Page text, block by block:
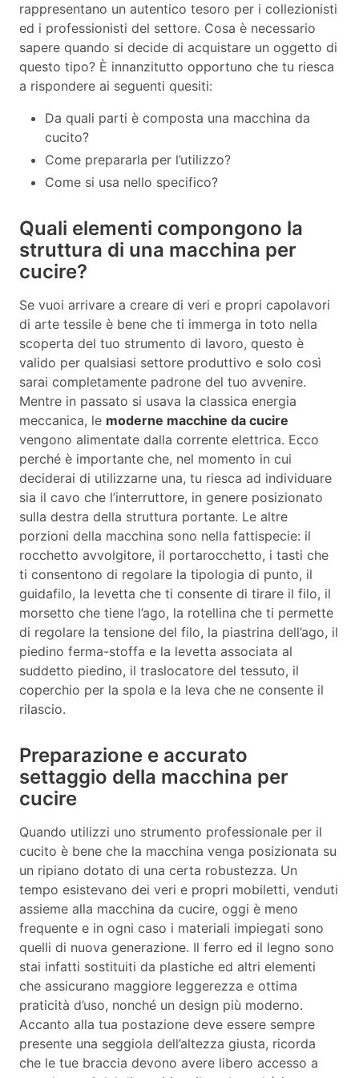
rappresentano un autentico tesoro per i collezionisti
ed i professionisti del settore. Cosa è necessario
sapere quando si decide di acquistare un oggetto di
questo tipo? È innanzitutto opportuno che tu riesca
a rispondere ai seguenti quesiti:
Da quali parti è composta una macchina da
cucito?
Come prepararla per l’utilizzo?
Come si usa nello specifico?
Quali elementi compongono la
struttura di una macchina per
cucire?
Se vuoi arrivare a creare di veri e propri capolavori
di arte tessile è bene che ti immerga in toto nella
scoperta del tuo strumento di lavoro, questo è
valido per qualsiasi settore produttivo e solo così
sarai completamente padrone del tuo avvenire.
Mentre in passato si usava la classica energia
meccanica, le moderne macchine da cucire
vengono alimentate dalla corrente elettrica. Ecco
perché è importante che, nel momento in cui
deciderai di utilizzarne una, tu riesca ad individuare
sia il cavo che l’interruttore, in genere posizionato
sulla destra della struttura portante. Le altre
porzioni della macchina sono nella fattispecie: il
rocchetto avvolgitore, il portarocchetto, i tasti che
ti consentono di regolare la tipologia di punto, il
guidafilo, la levetta che ti consente di tirare il filo, il
morsetto che tiene l’ago, la rotellina che ti permette
di regolare la tensione del filo, la piastrina dell’ago, il
piedino ferma-stoffa e la levetta associata al
suddetto piedino, il traslocatore del tessuto, il
coperchio per la spola e la leva che ne consente il
rilascio.
Preparazione e accurato
settaggio della macchina per
cucire
Quando utilizzi uno strumento professionale per il
cucito è bene che la macchina venga posizionata su
un ripiano dotato di una certa robustezza. Un
tempo esistevano dei veri e propri mobiletti, venduti
assieme alla macchina da cucire, oggi è meno
frequente e in ogni caso i materiali impiegati sono
quelli di nuova generazione. Il ferro ed il legno sono
stai infatti sostituiti da plastiche ed altri elementi
che assicurano maggiore leggerezza e ottima
praticità d’uso, nonché un design più moderno.
Accanto alla tua postazione deve essere sempre
presente una seggiola dell’altezza giusta, ricorda
che le tue braccia devono avere libero accesso a